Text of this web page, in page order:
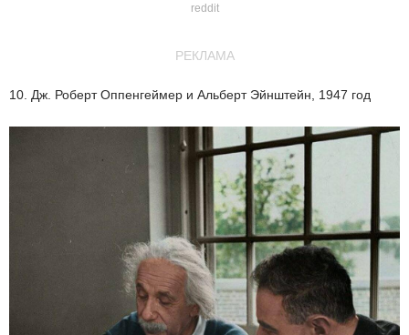
reddit
РЕКЛАМА
10. Дж. Роберт Оппенгеймер и Альберт Эйнштейн, 1947 год